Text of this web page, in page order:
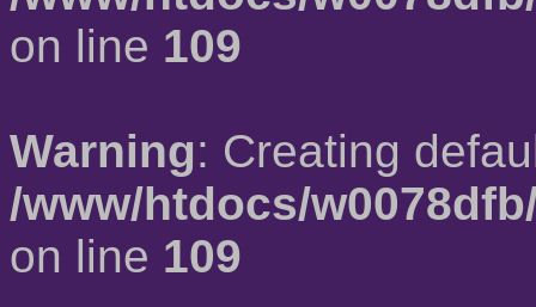
on line 109
Warning: Creating
/www/htdocs/
on line 109